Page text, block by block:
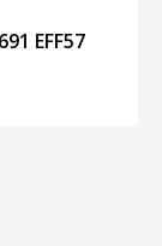
EFF57